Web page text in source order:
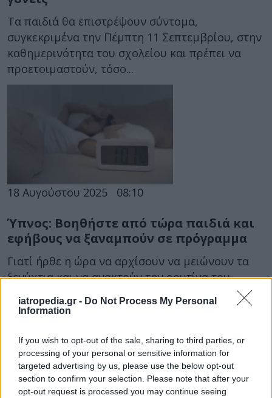
iatropedia.gr - Do Not Process My Personal
Information
If you wish to opt-out of the sale, sharing to third parties, or
processing of your personal or sensitive information for
targeted advertising by us, please use the below opt-out
section to confirm your selection. Please note that after your
opt-out request is processed you may continue seeing
Τα παιδιά θα επιστρέψουν σύντομα,
συγκεκριμένα την Πέμπτη 11 Σεπτεμβρίου, στην
καθημερινότητα του σχολείου και πρέπει να
προετοιμαστούν, τόσο...
18 Αυγούστου 2025 08:10
Ύπνος: Βοηθήστε από τώρα παιδιά και
εφήβους να ξαναμπούν σε πρόγραμμα
Γιατί ήρθε η ώρα να αρχίσουν να μειώνουν τα
ξενύχτια και να ανακτούν την ρουτίνα του